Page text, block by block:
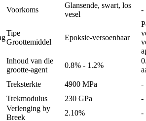
Voorkoms
Glansende, swart, los
vesel
-
Tipe
Groottemiddel
Epoksie-versoenbaar
Inhoud van die
grootte-agent
0.8% - 1.2%
Treksterkte 4900 MPa
-
Trekmodulus
230 GPa
-
Verlenging by
Breek
2.10% -